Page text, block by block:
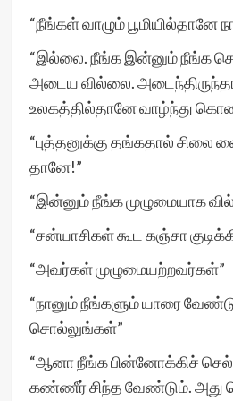
“நீங்கள் வாழும் பூமியில்தானே
“இல்லை. நீங்க இன்னும் நீங்க
அடைய வில்லை.
உலகத்தில்தானே வாழ்ந்து
“புத்தனுக்கு தங்கதால் சிலை
தானே!”
“இன்னும் நீங்க முழுமையாக
“சன்யாசிகள் கூட கஞ்சா
“அவர்கள் முழுமையற்றவர்கள்”
“நானும் நீங்களும் யாரை
சொல்லுங்கள்”
“ஆனா நீங்க பின்னோக்கிச்
கண்ணீர் சிந்த வேண்டும். அது